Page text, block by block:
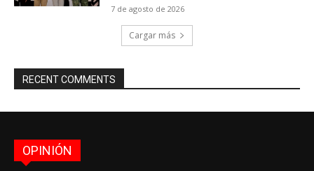
7 de agosto de 2026
Cargar más
RECENT COMMENTS
OPINIÓN